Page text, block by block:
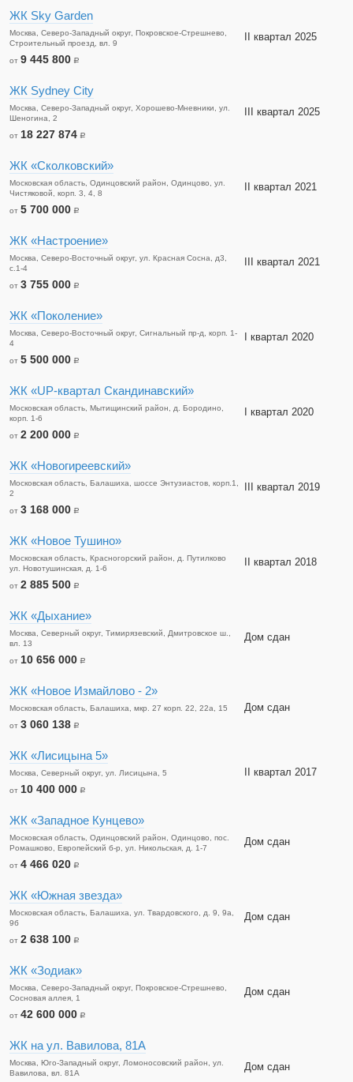
ЖК Sky Garden
Москва, Северо-Западный округ, Покровское-Стрешнево,
Строительный проезд, вл. 9
от 9 445 800 a
II квартал 2025
ЖК Sydney City
Москва, Северо-Западный округ, Хорошево-Мневники, ул.
Шеногина, 2
от 18 227 874 a
III квартал 2025
ЖК «Сколковский»
Московская область, Одинцовский район, Одинцово, ул.
Чистяковой, корп. 3, 4, 8
от 5 700 000 a
II квартал 2021
ЖК «Настроение»
Москва, Северо-Восточный округ, ул. Красная Сосна, д3,
с.1-4
от 3 755 000 a
III квартал 2021
ЖК «Поколение»
Москва, Северо-Восточный округ, Сигнальный пр-д, корп. 1-
4
от 5 500 000 a
I квартал 2020
ЖК «UP-квартал Скандинавский»
Московская область, Мытищинский район, д. Бородино,
корп. 1-6
от 2 200 000 a
I квартал 2020
ЖК «Новогиреевский»
Московская область, Балашиха, шоссе Энтузиастов, корп.1,
2
от 3 168 000 a
III квартал 2019
ЖК «Новое Тушино»
Московская область, Красногорский район, д. Путилково
ул. Новотушинская, д. 1-6
от 2 885 500 a
II квартал 2018
ЖК «Дыхание»
Москва, Северный округ, Тимирязевский, Дмитровское ш.,
вл. 13
от 10 656 000 a
Дом сдан
ЖК «Новое Измайлово - 2»
Московская область, Балашиха, мкр. 27 корп. 22, 22а, 15
от 3 060 138 a
Дом сдан
ЖК «Лисицына 5»
Москва, Северный округ, ул. Лисицына, 5
от 10 400 000 a
II квартал 2017
ЖК «Западное Кунцево»
Московская область, Одинцовский район, Одинцово, пос.
Ромашково, Европейский б-р, ул. Никольская, д. 1-7
от 4 466 020 a
Дом сдан
ЖК «Южная звезда»
Московская область, Балашиха, ул. Твардовского, д. 9, 9а,
9б
от 2 638 100 a
Дом сдан
ЖК «Зодиак»
Москва, Северо-Западный округ, Покровское-Стрешнево,
Сосновая аллея, 1
от 42 600 000 a
Дом сдан
ЖК на ул. Вавилова, 81А
Москва, Юго-Западный округ, Ломоносовский район, ул.
Вавилова, вл. 81А
Дом сдан